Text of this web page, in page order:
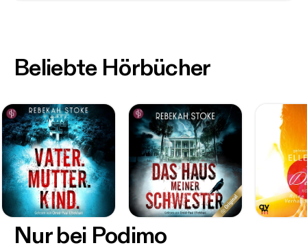
Nur bei Podimo
Beliebte Hörbücher